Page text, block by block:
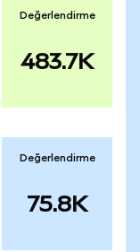
Değerlendirme
483.7K
Değerlendirme
75.8K